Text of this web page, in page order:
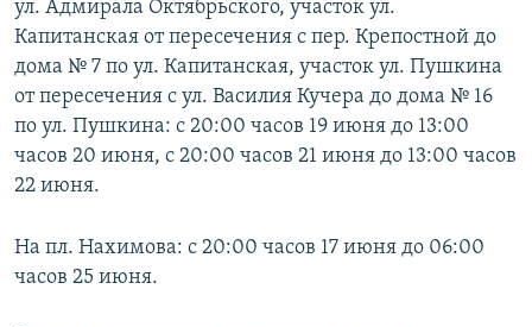
ул. Адмирала Октябрьского, участок ул.
Капитанская от пересечения с пер. Крепостной до
дома № 7 по ул. Капитанская, участок ул. Пушкина
от пересечения с ул. Василия Кучера до дома № 16
по ул. Пушкина: с 20:00 часов 19 июня до 13:00
часов 20 июня, с 20:00 часов 21 июня до 13:00 часов
22 июня.
На пл. Нахимова: с 20:00 часов 17 июня до 06:00
часов 25 июня.